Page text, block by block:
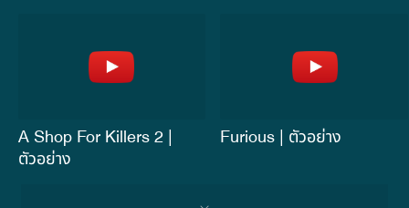
A Shop For Killers 2 |
ตัวอย่าง
Furious | ตัวอย่าง